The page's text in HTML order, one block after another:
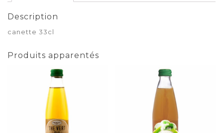
Description
canette 33cl
Produits apparentés